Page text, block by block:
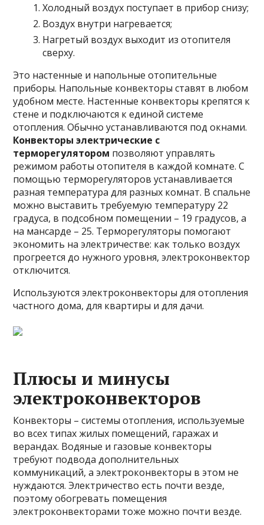
Холодный воздух поступает в прибор снизу;
Воздух внутри нагревается;
Нагретый воздух выходит из отопителя
сверху.
Это настенные и напольные отопительные
приборы. Напольные конвекторы ставят в любом
удобном месте. Настенные конвекторы крепятся к
стене и подключаются к единой системе
отопления. Обычно устанавливаются под окнами.
Конвекторы электрические с
терморегулятором позволяют управлять
режимом работы отопителя в каждой комнате. С
помощью терморегуляторов устанавливается
разная температура для разных комнат. В спальне
можно выставить требуемую температуру 22
градуса, в подсобном помещении – 19 градусов, а
на мансарде – 25. Терморегуляторы помогают
экономить на электричестве: как только воздух
прогреется до нужного уровня, электроконвектор
отключится.
Используются электроконвекторы для отопления
частного дома, для квартиры и для дачи.
Плюсы и минусы
электроконвекторов
Конвекторы – системы отопления, используемые
во всех типах жилых помещений, гаражах и
верандах. Водяные и газовые конвекторы
требуют подвода дополнительных
коммуникаций, а электроконвекторы в этом не
нуждаются. Электричество есть почти везде,
поэтому обогревать помещения
электроконвекторами тоже можно почти везде.